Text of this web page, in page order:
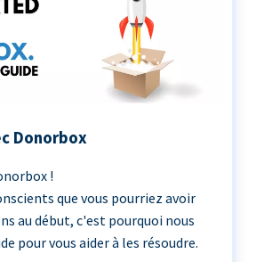
Donorbox
!
que vous pourriez avoir
au début, c'est pourquoi nous
pour vous aider à les résoudre.